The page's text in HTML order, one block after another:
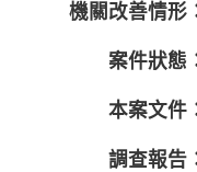
機關改善情形
案件狀態
本案文件
調查報告